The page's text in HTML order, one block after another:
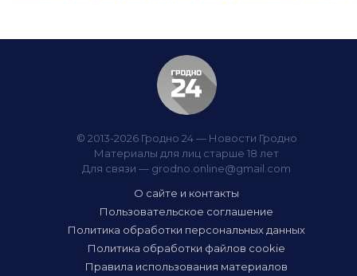
© 2013-2026 Гродно 24 — Новости Гродно
Материалы для лиц старше 18 лет
Для связи — grodno.online@gmail.com
О сайте и контакты
Пользовательское соглашение
Политика обработки персональных данных
Политика обработки файлов cookie
Правила использования материалов